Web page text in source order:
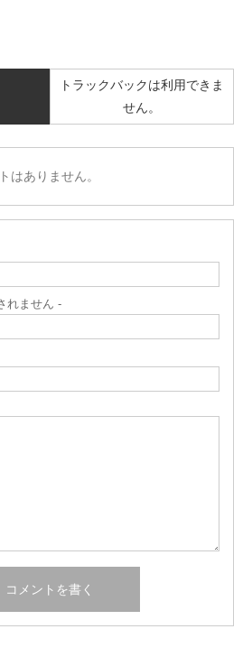
トラックバックは利用できま
せん。
はありません。
れません -